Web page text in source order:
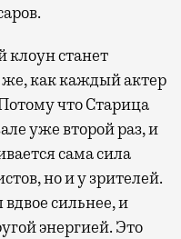
клоун станет
как каждый актер
что Старица
уже второй раз, и
сама сила
но и у зрителей.
сильнее, и
энергией. Это